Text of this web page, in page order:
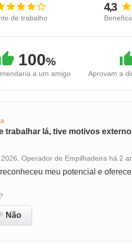
de trabalho
4,3
100%
a um amigo Aprovam a
trabalhar lá, tive motivos
Conciliação
empresa
Operador de Empilhadeira há 2
meu potencial e
Não